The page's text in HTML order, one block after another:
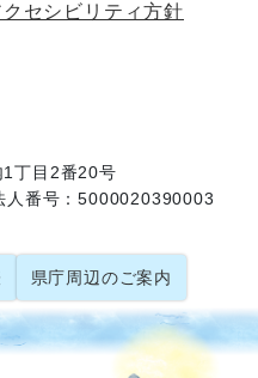
クセシビリティ方針
丁目2番20号
人番号：5000020390003
県庁周辺のご案内